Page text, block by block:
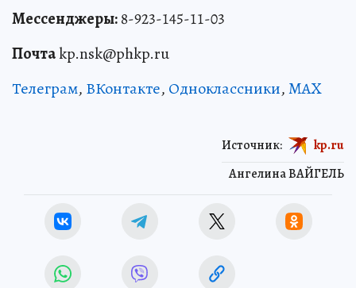
Мессенджеры:8-923-145-11-03
Почтаkp.nsk@phkp.ru
Телеграм, ВКонтакте, Одноклассники,MAX
Ангелина ВАЙГЕЛЬ
Источник: kp.ru